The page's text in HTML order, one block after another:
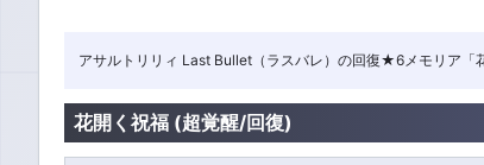
アサルトリリィ Last Bullet（ラスバレ）の回復★6メモリア「
花開く祝福 (超覚醒/回復)